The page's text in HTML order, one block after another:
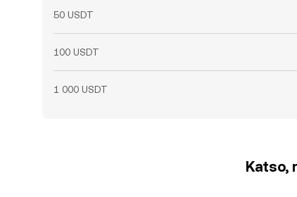
50 USDT
100 USDT
1 000 USDT
Katso,